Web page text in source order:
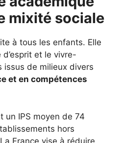
mixité sociale
à tous les enfants. Elle
d’esprit et le vivre-
issus de milieux divers
et en compétences
un IPS moyen de 74
hors
France vise à réduire